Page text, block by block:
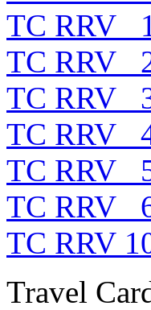
TC RRV
TC RRV
TC RRV
TC RRV
TC RRV
TC RRV
TC RRV
Travel